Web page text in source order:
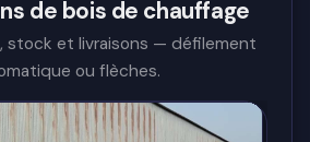
de bois de chauffage
stock et livraisons — défilement
ou flèches.